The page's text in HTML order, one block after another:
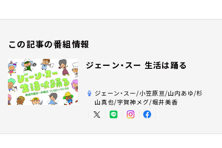
この記事の番組情報
ジェーン・スー 生活は踊る
ジェーン・スー/小笠原亘/山内あゆ/杉
山真也/宇賀神メグ/堀井美香